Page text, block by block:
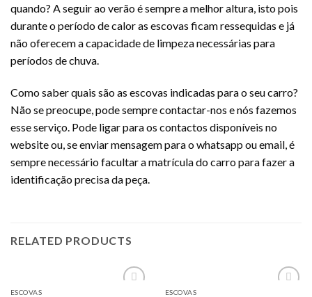
quando? A seguir ao verão é sempre a melhor altura, isto pois
durante o período de calor as escovas ficam ressequidas e já
não oferecem a capacidade de limpeza necessárias para
períodos de chuva.
Como saber quais são as escovas indicadas para o seu carro?
Não se preocupe, pode sempre contactar-nos e nós fazemos
esse serviço. Pode ligar para os contactos disponíveis no
website ou, se enviar mensagem para o whatsapp ou email, é
sempre necessário facultar a matrícula do carro para fazer a
identificação precisa da peça.
RELATED PRODUCTS
ESCOVAS ESCOVAS